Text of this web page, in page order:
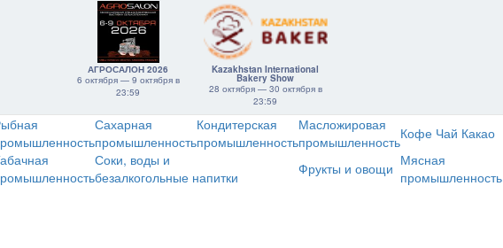
АГРОСАЛОН 2026
6 октября — 9 октября в
23:59
Kazakhstan International
Bakery Show
28 октября — 30 октября в
23:59
Сахарная
промышленность
Кондитерская
промышленность
Масложировая
промышленностьКофе Чай Какао
Соки, воды и
безалкогольные напитки
Фрукты и овощи Мясная
промышленность